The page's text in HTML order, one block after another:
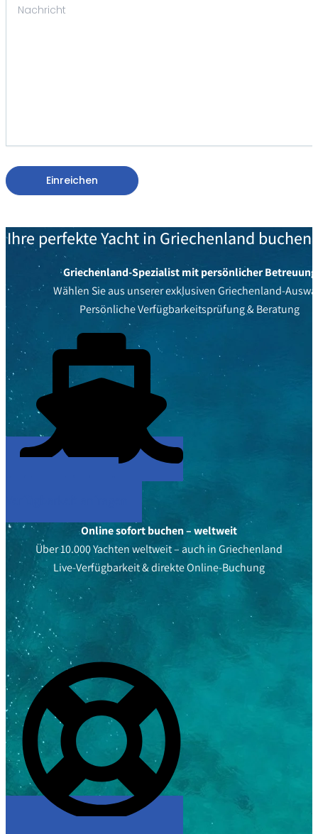
Einreichen
Ihre perfekte Yacht in Griechenland buchen
Griechenland-Spezialist mit persönlicher Betreuung
Wählen Sie aus unserer exklusiven Griechenland-
Persönliche Verfügbarkeitsprüfung & Beratung
Online sofort buchen – weltweit
Über 10.000 Yachten weltweit – auch in Griechenland
Live-Verfügbarkeit & direkte Online-Buchung